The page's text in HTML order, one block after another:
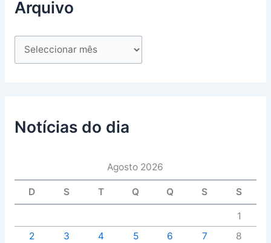
Arquivo
Notícias do dia
Agosto 2026
D S T Q Q S S
1
2
3 4 5 6 7
8